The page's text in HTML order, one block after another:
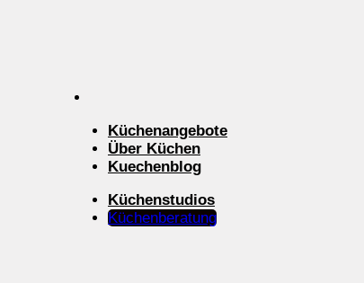
Küchenangebote
Über Küchen
Kuechenblog
Küchenstudios
Küchenberatung